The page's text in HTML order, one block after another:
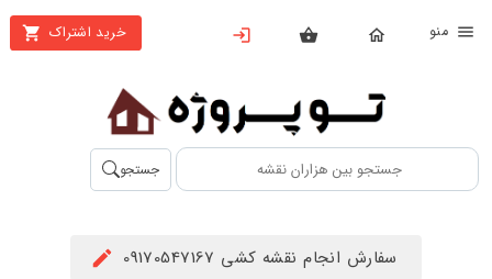
خرید اشتراک
بستن
محصولات
تهیه
اشتراک
جستجو
سفارش انجام نقشه کشی 09170547167